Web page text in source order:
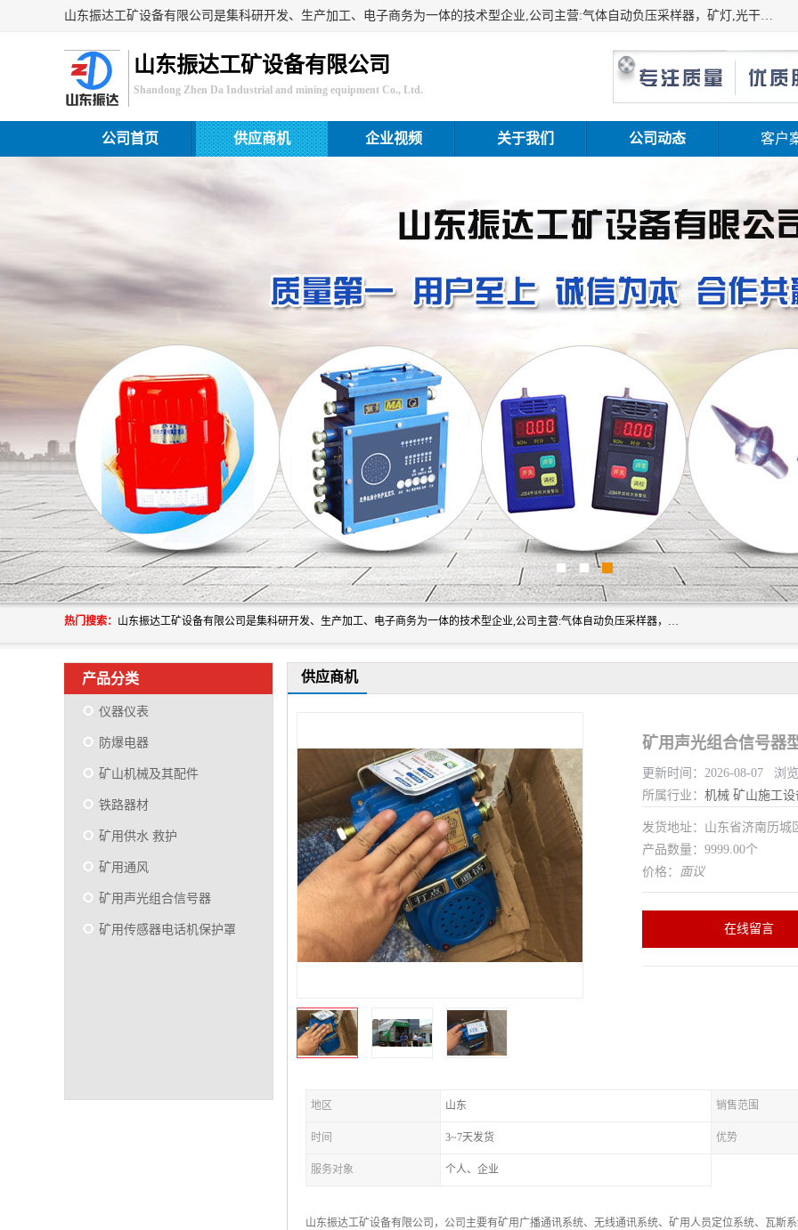
山东振达工矿设备有限公司是集科研开发、生产加工、电子商务为一体的技术型企业,公司主营:气体自动负压采样器，矿灯,光干涉甲烷测定器及其校验仪,甲烷报警仪及其校验装置,甲烷传感器校验装置,粉尘校验装置,煤尘爆炸校验装置,高压水表,三点测径规,圆型规,钢规磨耗仪,第四种检查器,内距尺,轮径尺,样板等铁路配件仪表,矿用设备等产品.
山东振达工矿设备有限公司
Shandong Zhen Da Industrial and mining equipment Co., Ltd.
公司首页 供应商机 企业视频 关于我们 公司动态 客户
热门搜索： 山东振达工矿设备有限公司是集科研开发、生产加工、电子商务为一体的技术型企业,公司主营:气体自动负压采样器，矿灯,光干涉甲烷测定器及其校验仪,甲烷报警仪及其校验装置,甲烷传感器校验装置,粉尘校验装置,煤尘爆炸校验装置,高压水表,三点测径规,圆型规,钢规磨耗仪,第四种检查器,内距尺,轮径尺,样板等铁路配件仪表,矿用设备等产品.
产品分类
仪器仪表
防爆电器
矿山机械及其配件
铁路器材
矿用供水 救护
矿用通风
矿用声光组合信号器
矿用传感器电话机保护罩
供应商机
更新时间：2026-08-07 浏
所属行业： 机械 矿山施工设
发货地址：山东省济南历城
产品数量：9999.00个
价格： 面议
在线留言
地区 山东 销售范围
时间 3~7天发货 优势
服务对象 个人、企业
山东振达工矿设备有限公司，公司主要有矿用广播通讯系统、无线通讯系统、矿用人员定位系统、瓦斯